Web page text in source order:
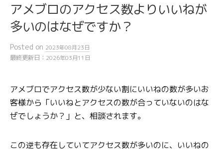
アメブロのアクセス数よりいいねが
多いのはなぜですか？
Posted on 2023年08月23日
最終更新日： 2026年03月11日
アメブロでアクセス数が少ない割にいいねの数が多いお
客様から「いいねとアクセスの数が合っていないのはな
ぜでしょうか？」と、相談されます。
この逆も存在していてアクセス数が多いのに、いいねの